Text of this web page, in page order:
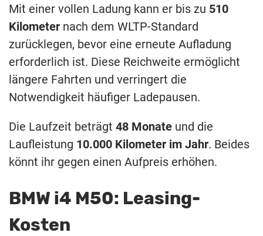
Mit einer vollen Ladung kann er bis zu 510
Kilometer nach dem WLTP-Standard
zurücklegen, bevor eine erneute Aufladung
erforderlich ist. Diese Reichweite ermöglicht
längere Fahrten und verringert die
Notwendigkeit häufiger Ladepausen.
Die Laufzeit beträgt 48 Monate und die
Laufleistung 10.000 Kilometer im Jahr. Beides
könnt ihr gegen einen Aufpreis erhöhen.
BMW i4 M50: Leasing-
Kosten